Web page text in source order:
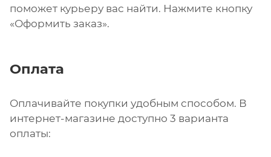
поможет курьеру вас найти. Нажмите кнопку
«Оформить заказ».
Оплата
Оплачивайте покупки удобным способом. В
интернет-магазине доступно 3 варианта
оплаты: